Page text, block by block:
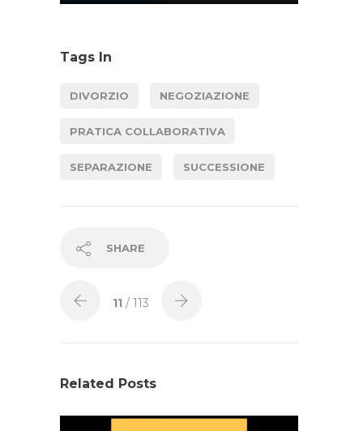
Tags In
DIVORZIO NEGOZIAZIONE
PRATICA COLLABORATIVA
SEPARAZIONE SUCCESSIONE
SHARE
11 / 113
Related Posts